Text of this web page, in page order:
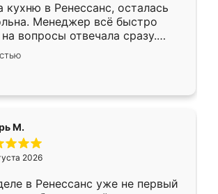
кухню в Ренессанс, осталась
Менеджер всё быстро
вопросы отвечала сразу.
в субботу, подошёл к
ответственностью. Собрали
работали аккуратно, даже
М.
2026
в Ренессанс уже не первый